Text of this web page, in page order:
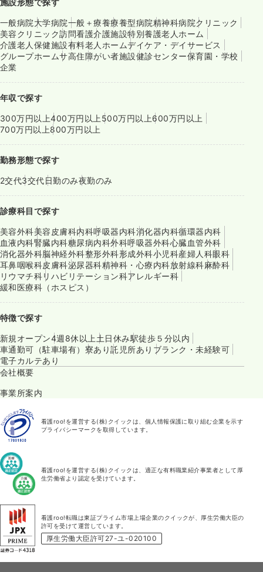
施設形態で探す
一般病院大学病院一般＋療養療養型病院精神科病院クリニック
美容クリニック訪問看護介護施設特別養護老人ホーム
介護老人保健施設有料老人ホームデイケア・デイサービス
グループホームサ高住障がい者施設健診センター保育園・学校
企業
年収で探す
300万円以上400万円以上 500万円以上600万円以上
700万円以上800万円以上
勤務形態で探す
2交代3交代日勤のみ夜勤のみ
診療科目で探す
美容外科美容皮膚科内科呼吸器内科消化器内科循環器内科
血液内科腎臓内科糖尿病内科外科呼吸器外科心臓血管外科
消化器外科脳神経外科整形外科形成外科小児科産婦人科眼科
耳鼻咽喉科皮膚科泌尿器科精神科・心療内科放射線科麻酔科
リウマチ科リハビリテーション科アレルギー科
緩和医療科（ホスピス）
特徴で探す
新規オープン4週8休以上 土日休み駅徒歩５分以内
車通勤可（駐車場有） 寮あり託児所あり ブランク・未経験可
電子カルテあり
会社概要
事業所案内
看護roo!を運営する(株)クイックは、個人情報保護に取り組む企業を示す
プライバシーマークを取得しています。
看護roo!を運営する(株)クイックは、適正な有料職業紹介事業者として厚
生労働省より認定を受けています。
看護roo!転職は東証プライム市場上場企業のクイックが、厚生労働大臣の
許可を受けて運営しています。
厚生労働大臣許可27-ユ-020100